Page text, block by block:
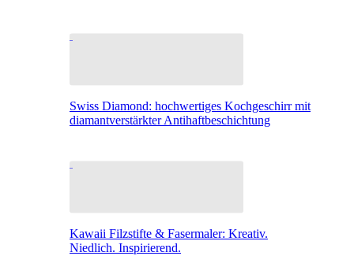
Swiss Diamond: hochwertiges Kochgeschirr mit
diamantverstärkter Antihaftbeschichtung
Kawaii Filzstifte & Fasermaler: Kreativ.
Niedlich. Inspirierend.